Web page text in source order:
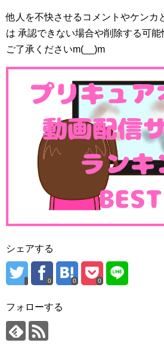
他人を不快させるコメントやケンカ
は 承認できない場合や削除する可
ご了承くださいm(__)m
シェアする
0 0 0
フォローする